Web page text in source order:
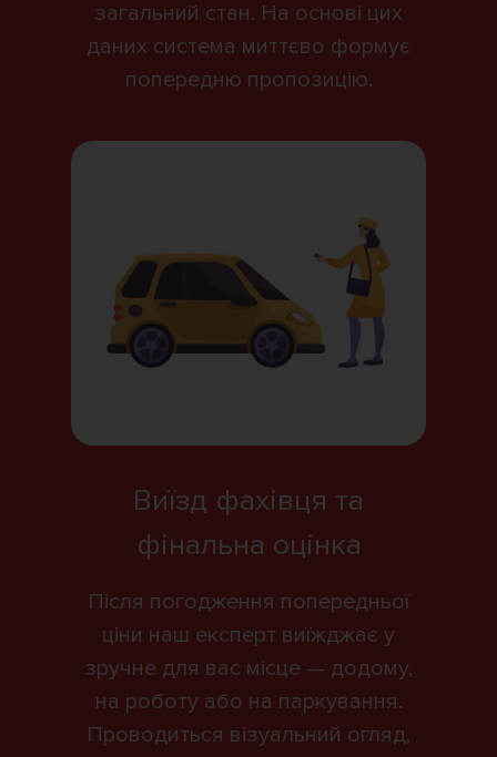
загальний стан. На основі цих
даних система миттєво формує
попередню пропозицію.
Виїзд фахівця та
фінальна оцінка
Після погодження попередньої
ціни наш експерт виїжджає у
зручне для вас місце — додому,
на роботу або на паркування.
Проводиться візуальний огляд,